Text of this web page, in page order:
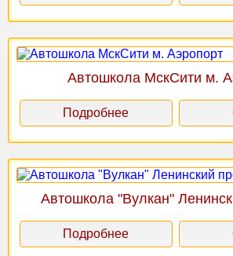
Автошкола МскСити м.
Подробнее
Автошкола "Вулкан"
Подробнее